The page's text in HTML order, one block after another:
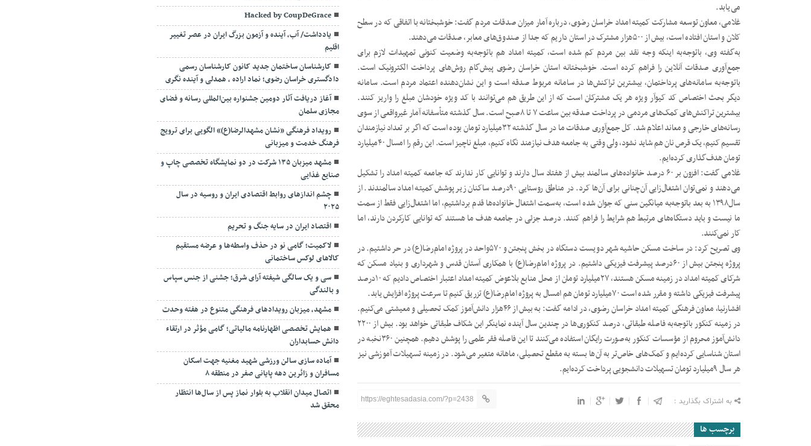
می‌یابد.
غلامی، معاون توسعه مشارکت کمیته امداد خراسان رضوی، درباره آمار میزان صدقات مردم گفت: خوشبختانه با اتفاقی که در سطح
کلان و استان افتاده است، بیش از ۵۰۰هزار مشترک در استان داریم که جدا از صندوق‌های معابر، صدقات می‌دهند.
به‌گفته وی، باتوجه‌به اینکه وجه نقد بین مردم کم شده است، کمیته امداد هم باتوجه‌به وضعیت کنونی تمهیدات لازم برای
جمع‌آوری صدقات آنلاین را فراهم کرده است. خوشبختانه استان خراسان رضوی پیش‌گام روش‌های پرداخت الکترونیک است.
باتوجه‌به سامانه‌های پرداختمان، بیشترین تراکنش‌ها در سامانه مربوط صدقه است و این نشان‌دهنده اعتماد مردم است. سامانه
دیگر بحث اختصاص کد کیوآر ویژه هر یک مشترکان است که از این طریق هم می‌توانند با کد ویژه خودشان مبلغ را واریز کنند.
بیشترین تراکنش‌های کمک‌های مردمی در پرداخت صدقه بین ساعت ۷ تا ۸صبح است. سال گذشته متأسفانه آمار غیرواقعی از سوی
رسانه‌های خارجی و معاند اعلام شد. کل جمع‌آوری صدقات ما در سال گذشته ۳۲میلیارد تومان بوده است که اگر بر تعداد نیازمندان
تقسیم کنیم، یک قرص نان هم شاید نشود، ولی وقتی به جامعه هدف نیازمند نگاه کنیم، مبلغ ناچیز است. این رقم را امسال ۴۰میلیارد
تومان هدف‌گذاری کرده‌ایم.
غلامی گفت: افزون بر ۶۰ درصد خانواده‌های سالمند بیش از هفتاد سال دارند و توانایی کار ندارند که جامعه کمیته امداد را تشکیل
می‌دهند و نمی‌توان اشتغال‌زایی آن‌چنانی برای آن‌ها کرد. در مناطق روستایی ۹۰درصد ساکنان زیر پوشش کمیته امداد سالمندند. از
سال۱۳۹۸ به بعد باتوجه‌به میانگین سنی که جوان شده است، به‌سمت اشتغال خانواده‌ها قدم برداشتیم، اما اشتغال‌زایی فقط از سمت
ما نیست و باید دستگاه‌های مرتبط هم شرایط را فراهم کنند. درصد جزئی در جامعه هدف ما هستند که توانایی کارکردن دارند، اما
کار نمی‌کنند.
وی تصریح کرد: در ساخت مسکن حاشیه شهر دویست دستگاه در بخش پنجتن و ۵۷۰واحد در پروژه امام‌رضا(ع) در حر داشتیم. در
پروژه پنجتن بیش از ۶۰درصد پیشرفت فیزیکی داشتیم. در پروژه امام‌رضا(ع) با همکاری آستان قدس و شهرداری و بنیاد مسکن که
شرکای کمیته امداد در زمینه مسکن هستند، ۲۷میلیارد تومان از محل منابع بلاعوض کمیته امداد اعتبار اختصاص دادیم که ۱۰درصد
پیشرفت فیزیکی داشته و مقرر شده است ۷۰میلیارد تومان هم امسال به پروژه امام‌رضا(ع) تزریق کنیم تا سرعت پروژه افزایش یابد.
افشارنیا، معاون فرهنگی کمیته امداد خراسان رضوی، در ادامه‌ گفت: به بیش از ۴۶هزار دانش‌آموز کمک تحصیلی و معیشتی می‌کنیم.
در زمینه کنکور باتوجه‌به فاصله طبقاتی، درصد کنکوری‌ها در چندین سال آینده نماینگر این شکاف طبقاتی خواهد بود. بیش از ۲۲۰۰
دانش‌آموز محروم از مؤسسات کنکور به‌صورت رایگان استفاده می‌کنند تا این فاصله فقر علمی را پوشش دهیم. همچنین ۳۶۰نخبه در
استان شناسایی کرده‌ایم و‌ کمک‌های خاص‌تر به آن‌ها بسته به مقطع تحصیلی، ماهانه متغیر می‌شود. در زمینه تسهیلات آموزشی نیز
هر سال ۹میلیارد تومان تسهیلات دانشجویی پرداخت کرده‌ایم.
به اشتراک بگذارید : https://eghtesadasia.com/?p=2438
برچسب ها
Hacked by CoupDeGrace
یادداشت/ آب، آینده و آزمون بزرگ ایران در عصر تغییر
اقلیم
کارشناسان ساختمان جدید کانون کارشناسان رسمی
دادگستری خراسان رضوی؛ نماد اراده ، همدلی و آینده نگری
آغاز دریافت آثار دومین جشنواره بین‌المللی رسانه و فضای
مجازی سلمان
رویداد فرهنگی «نشان مشهدالرضا(ع)» الگویی برای ترویج
فرهنگ خدمت و میزبانی
مشهد میزبان ۱۳۵ شرکت در دو نمایشگاه تخصصی چاپ و
صنایع غذایی
چشم اندازهای روابط اقتصادی ایران و روسیه در سال
۲۰۲۵
اقتصاد ایران در سایه جنگ و تحریم
لاکمیت؛ گامی نو در حذف واسطه‌ها و عرضه مستقیم
کالاهای لوکس ساختمانی
سی و یک سالگی شیفته آرای شرق؛ جشنی از جنس سپاس
و بالندگی
مشهد، میزبان رویدادهای فرهنگی متنوع در هفته وحدت
همایش تخصصی اظهارنامه مالیاتی؛ گامی مؤثر در ارتقاء
دانش حسابداران
آماده سازی سالن ورزشی شهید مغنیه جهت اسکان
مسافران و زائرین دهه پایانی صفر در منطقه ۸
اتصال میدان انقلاب به بلوار نماز پس از سال‌ها انتظار
محقق شد